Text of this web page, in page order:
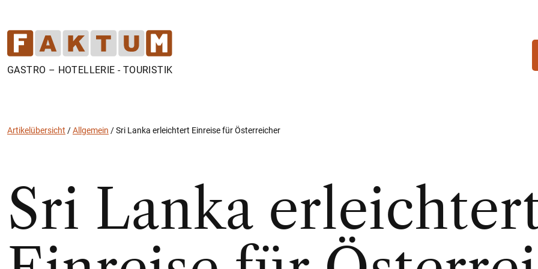
GASTRO – HOTELLERIE - TOURISTIK
Artikelübersicht /Allgemein /Sri Lanka erleichtert Einreise für Österreicher
Sri Lanka